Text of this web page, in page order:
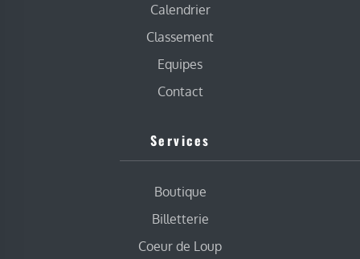
Calendrier
Classement
Equipes
Contact
Services
Boutique
Billetterie
Coeur de Loup